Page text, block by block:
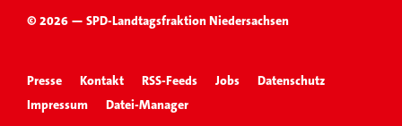
© 2026 — SPD-Landtagsfraktion Niedersachsen
Presse Kontakt RSS-Feeds Jobs
Datenschutz
Impressum
Datei-Manager